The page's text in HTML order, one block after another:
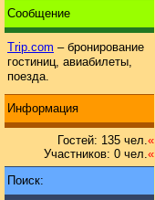
Сообщение
Trip.com – бронирование
гостиниц, авиабилеты,
поезда.
Информация
Гостей: 135 чел.«
Участников: 0 чел.«
Поиск: